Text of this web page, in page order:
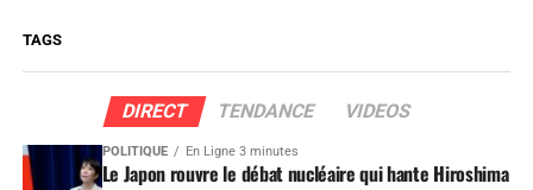
TAGS
DIRECT TENDANCE VIDEOS
POLITIQUE En Ligne 3 minutes
Le Japon rouvre le débat nucléaire qui hante Hiroshima